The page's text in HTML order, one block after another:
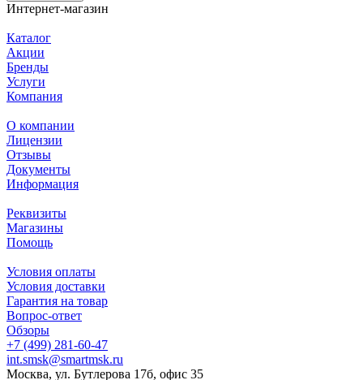
Интернет-магазин
Каталог
Акции
Бренды
Услуги
Компания
О компании
Лицензии
Отзывы
Документы
Информация
Реквизиты
Магазины
Помощь
Условия оплаты
Условия доставки
Гарантия на товар
Вопрос-ответ
Обзоры
+7 (499) 281-60-47
int.smsk@smartmsk.ru
Москва, ул. Бутлерова 17б, офис 35